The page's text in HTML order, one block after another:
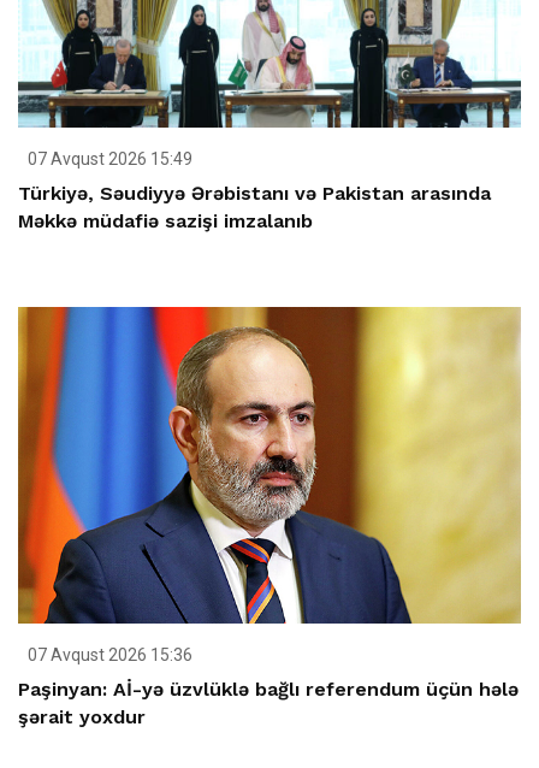
07 Avqust 2026 15:49
Türkiyə, Səudiyyə Ərəbistanı və Pakistan arasında
Məkkə müdafiə sazişi imzalanıb
07 Avqust 2026 15:36
Paşinyan: Aİ-yə üzvlüklə bağlı referendum üçün hələ
şərait yoxdur